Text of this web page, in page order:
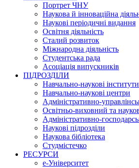
Портрет ЧНУ
Наукова й інноваційна
Наукові періодичні видання
Освітня діяльність
Сталий розвиток
Міжнародна діяльність
Студентська рада
Асоціація випускників
ПІДРОЗДІЛИ
Навчально-наукові
Навчально-наукові центри
Адміністративно-
Освітньо-виховний та
Адміністративно-
Наукові підрозділи
Наукова бібліотека
Студмістечко
РЕСУРСИ
е-Університет